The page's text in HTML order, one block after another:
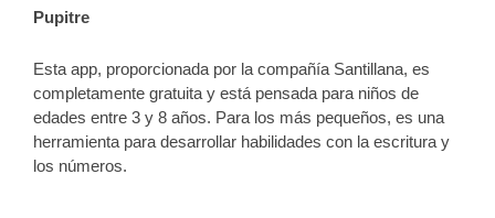
Pupitre
Esta app, proporcionada por la compañía Santillana, es
completamente gratuita y está pensada para niños de
edades entre 3 y 8 años. Para los más pequeños, es una
herramienta para desarrollar habilidades con la escritura y
los números.